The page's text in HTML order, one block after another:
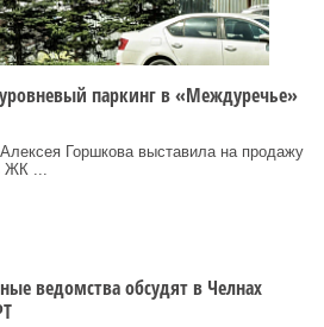
паркинг в «Междуречье»
Горшкова выставила на продажу
ЖК ...
ведомства обсудят в Челнах